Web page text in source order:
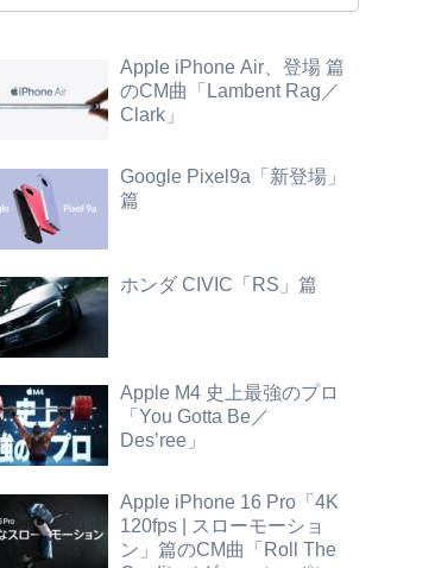
Apple iPhone Air、登場 篇
のCM曲「Lambent Rag／
Clark」
Google Pixel9a「新登場」
篇
ホンダ CIVIC「RS」篇
Apple M4 史上最強のプロ
「You Gotta Be／
Des’ree」
Apple iPhone 16 Pro「4K
120fps | スローモーショ
ン」篇のCM曲「Roll The